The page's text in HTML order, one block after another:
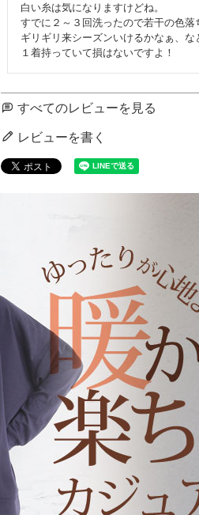
白い糸は気になりますけどね。
すでに２～３回洗ったので若干の色
ギリギリ来シーズンいけるかなぁ、
１着持っていて損はないですよ！
すべてのレビューを見る
レビューを書く